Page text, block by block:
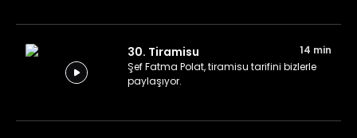
30. Tiramisu
14 min
Şef Fatma Polat, tiramisu tarifini bizlerle
paylaşıyor.